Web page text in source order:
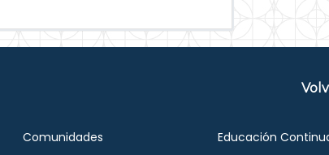
Comunidades
Educación